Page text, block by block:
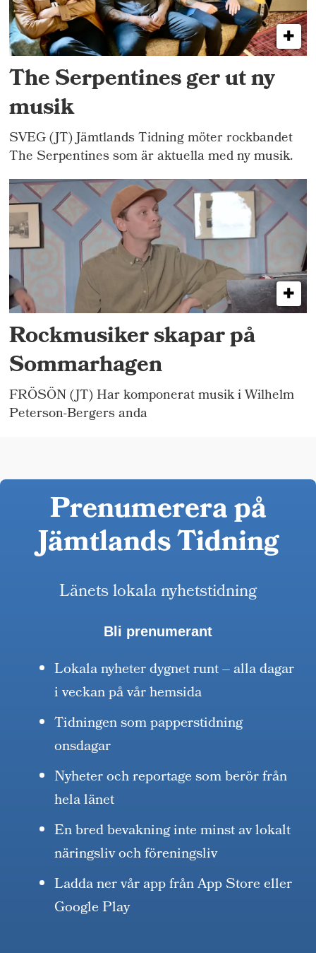
The Serpentines ger ut ny
musik
SVEG (JT) Jämtlands Tidning möter rockbandet
The Serpentines som är aktuella med ny musik.
Rockmusiker skapar på
Sommarhagen
FRÖSÖN (JT) Har komponerat musik i Wilhelm
Peterson-Bergers anda
Prenumerera på
Jämtlands Tidning
Länets lokala nyhetstidning
Bli prenumerant
Lokala nyheter dygnet runt – alla dagar
i veckan på vår hemsida
Tidningen som papperstidning
onsdagar
Nyheter och reportage som berör från
hela länet
En bred bevakning inte minst av lokalt
näringsliv och föreningsliv
Ladda ner vår app från App Store eller
Google Play